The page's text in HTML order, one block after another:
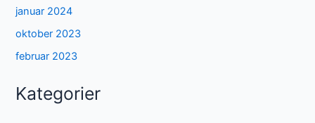
januar 2024
oktober 2023
februar 2023
Kategorier